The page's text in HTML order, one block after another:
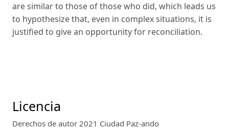
are similar to those of those who did, which leads us
to hypothesize that, even in complex situations, it is
justified to give an opportunity for reconciliation.
Licencia
Derechos de autor 2021 Ciudad Paz-ando